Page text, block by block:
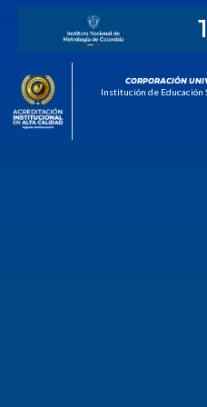
CORPORACIÓN
Institución de Educación